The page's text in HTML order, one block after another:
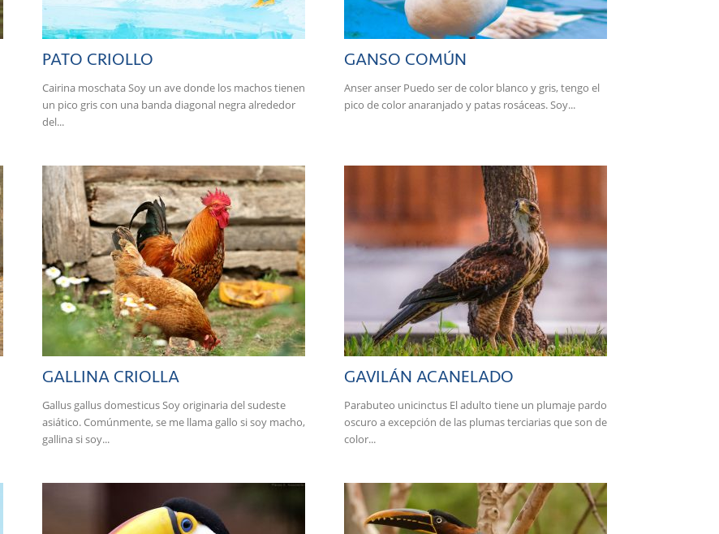
PATO CRIOLLO
Cairina moschata Soy un ave donde los machos tienen
un pico gris con una banda diagonal negra alrededor
del...
GANSO COMÚN
Anser anser Puedo ser de color blanco y gris, tengo el
pico de color anaranjado y patas rosáceas. Soy...
GALLINA CRIOLLA
Gallus gallus domesticus Soy originaria del sudeste
asiático. Comúnmente, se me llama gallo si soy macho,
gallina si soy...
GAVILÁN ACANELADO
Parabuteo unicinctus El adulto tiene un plumaje pardo
oscuro a excepción de las plumas terciarias que son de
color...